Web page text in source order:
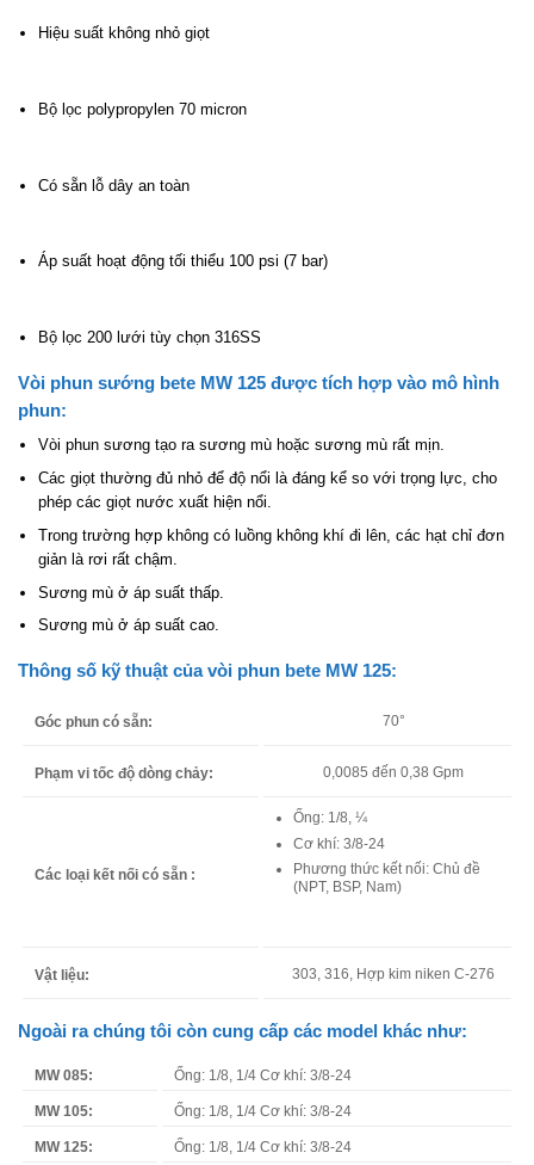
Hiệu suất không nhỏ giọt
Bộ lọc polypropylen 70 micron
Có sẵn lỗ dây an toàn
Áp suất hoạt động tối thiểu 100 psi (7 bar)
Bộ lọc 200 lưới tùy chọn 316SS
Vòi phun sướng bete MW 125 được tích hợp vào mô hình
phun:
Vòi phun sương tạo ra sương mù hoặc sương mù rất mịn.
Các giọt thường đủ nhỏ để độ nổi là đáng kể so với trọng lực, cho
phép các giọt nước xuất hiện nổi.
Trong trường hợp không có luồng không khí đi lên, các hạt chỉ đơn
giản là rơi rất chậm.
Sương mù ở áp suất thấp.
Sương mù ở áp suất cao.
Thông số kỹ thuật của vòi phun bete MW 125:
Góc phun có sẵn: 70°
Phạm vi tốc độ dòng chảy: 0,0085 đến 0,38 Gpm
Các loại kết nối có sẵn :
Ống: 1/8, ¼
Cơ khí: 3/8-24
Phương thức kết nối: Chủ đề
(NPT, BSP, Nam)
Vật liệu: 303, 316, Hợp kim niken C-276
Ngoài ra chúng tôi còn cung cấp các model khác như:
MW 085: Ống: 1/8, 1/4 Cơ khí: 3/8-24
MW 105: Ống: 1/8, 1/4 Cơ khí: 3/8-24
MW 125: Ống: 1/8, 1/4 Cơ khí: 3/8-24